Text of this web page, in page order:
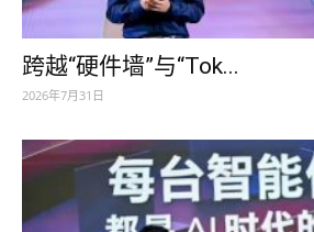
跨越“硬件墙”与“Tok...
2026年7月31日